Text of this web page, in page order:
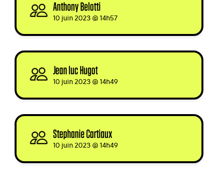
Anthony Belotti
10 juin 2023 @ 14h57
Jean luc Hugot
10 juin 2023 @ 14h49
Stephanie Cartiaux
10 juin 2023 @ 14h49